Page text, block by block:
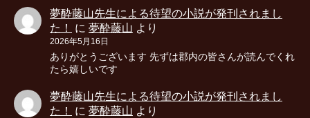
夢酔藤山先生による待望の小説が発刊されまし
た！
に 夢酔藤山 より
2026年5月16日
ありがとうございます 先ずは郡内の皆さんが読んでくれ
たら嬉しいです
夢酔藤山先生による待望の小説が発刊されまし
た！
に 夢酔藤山 より